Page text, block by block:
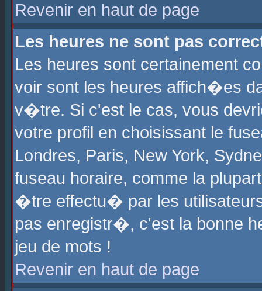
Revenir en haut de page
Les heures ne sont pas
Les heures sont certainement
voir sont les heures affich�es
v�tre. Si c'est le cas, vous
votre profil en choisissant le
Londres, Paris, New York,
fuseau horaire, comme la
�tre effectu� par les
pas enregistr�, c'est la bonne
jeu de mots !
Revenir en haut de page